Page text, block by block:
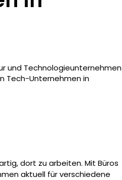
und Technologieunternehmen
Tech-Unternehmen in
dort zu arbeiten. Mit Büros
aktuell für verschiedene